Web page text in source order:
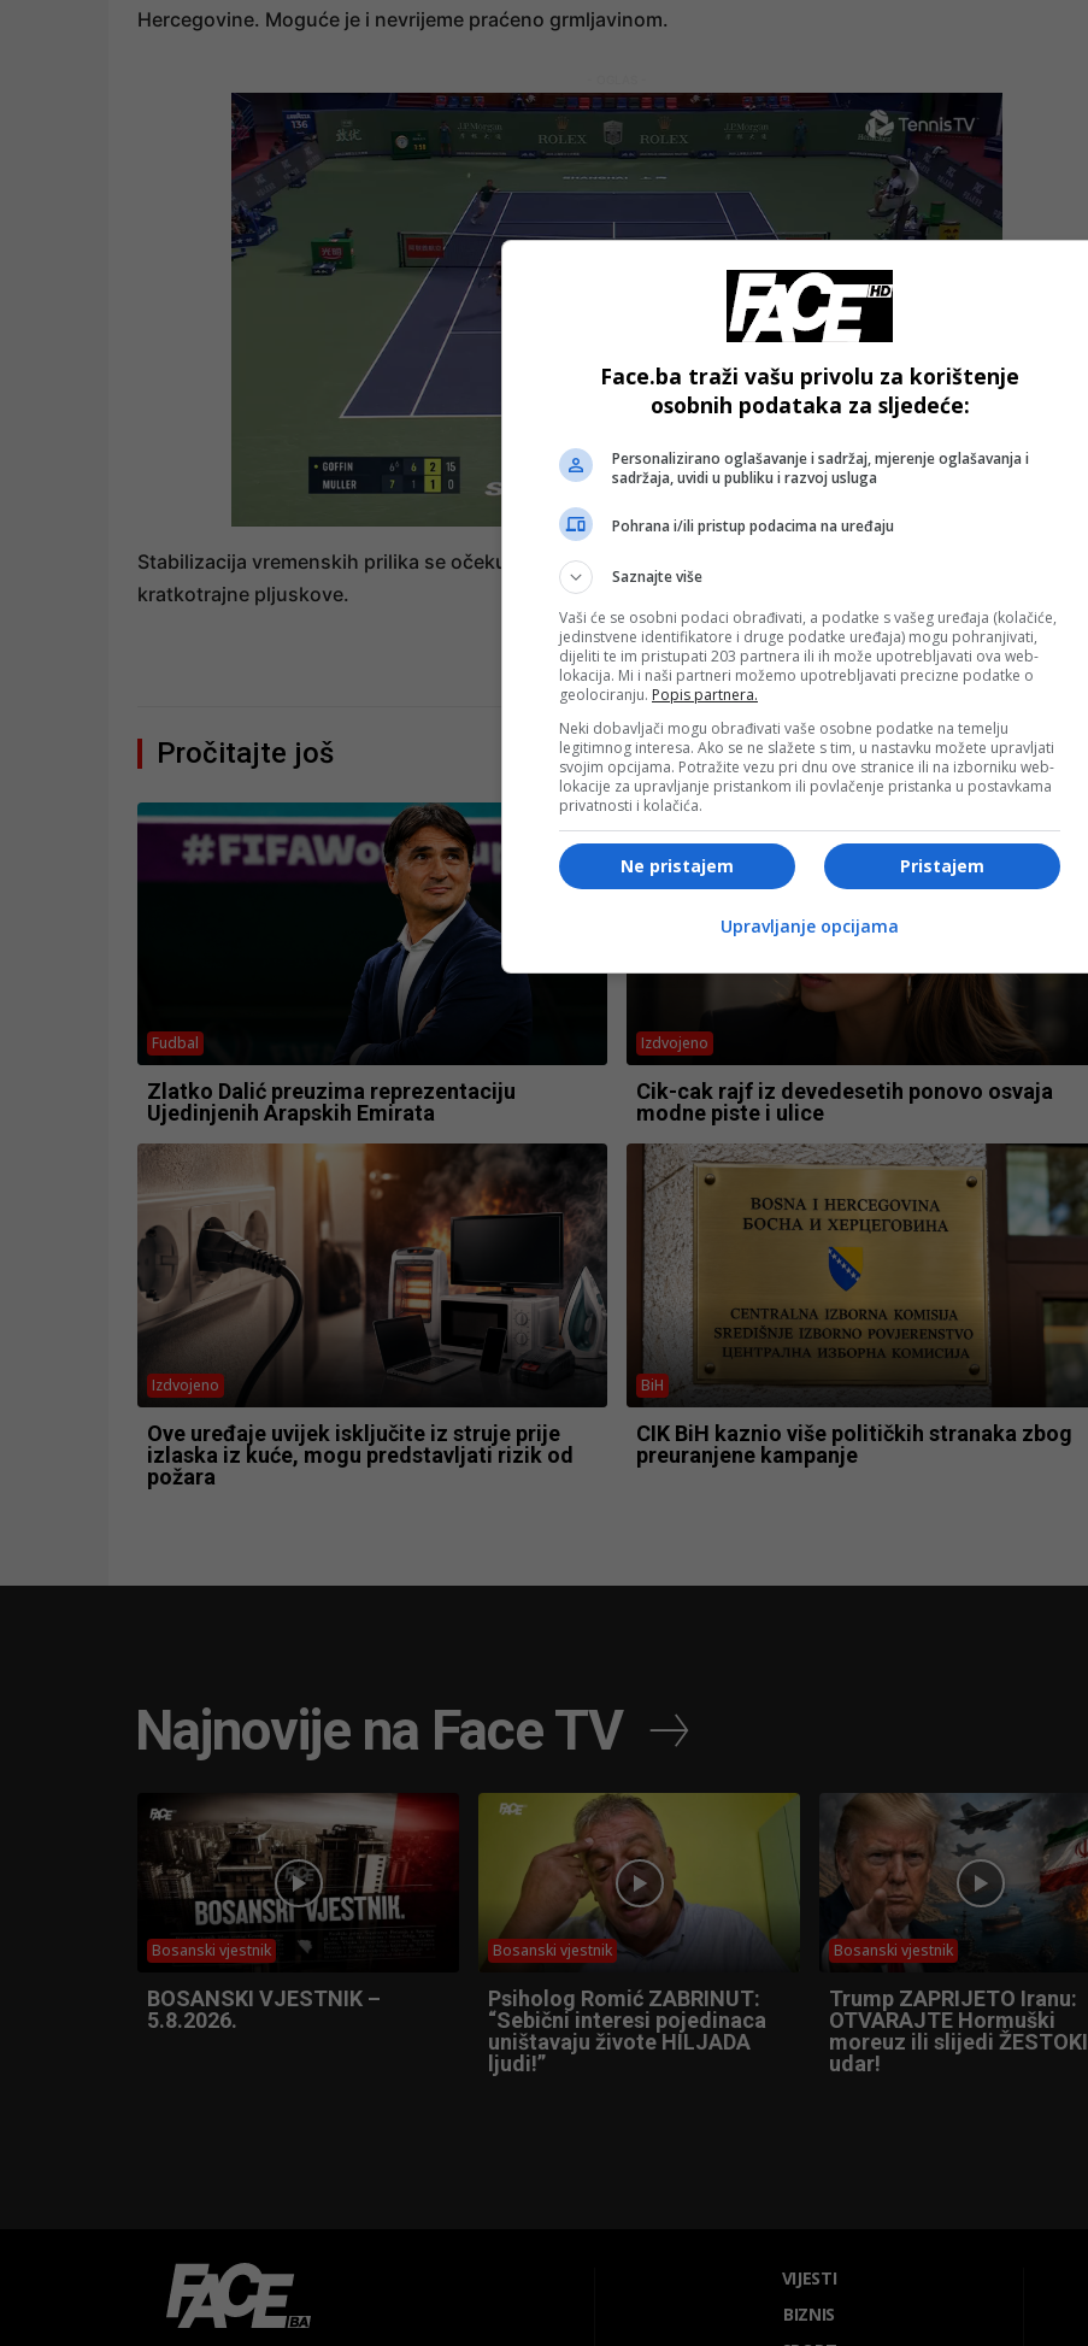
Hercegovine. Moguće je i nevrijeme praćeno grmljavinom.
Stabilizacija vremenskih prilika se očekuje za vikend, kada se najavljuje sunčano vrijeme uz povremene
kratkotrajne pljuskove.
- OGLAS -
Pročitajte još
Fudbal
Zlatko Dalić preuzima reprezentaciju
Ujedinjenih Arapskih Emirata
Izdvojeno
Cik-cak rajf iz devedesetih ponovo osvaja
modne piste i ulice
Izdvojeno
Ove uređaje uvijek isključite iz struje prije
izlaska iz kuće, mogu predstavljati rizik od
požara
BiH
CIK BiH kaznio više političkih stranaka zbog
preuranjene kampanje
Najnovije na Face TV
Bosanski vjestnik
BOSANSKI VJESTNIK –
5.8.2026.
Bosanski vjestnik
Psiholog Romić ZABRINUT:
“Sebični interesi pojedinaca
uništavaju živote HILJADA
ljudi!”
Bosanski vjestnik
Trump ZAPRIJETO Iranu:
OTVARAJTE Hormuški
moreuz ili slijedi ŽESTOKI
udar!
VIJESTI
BIZNIS
Face.ba traži vašu privolu za korištenje
osobnih podataka za sljedeće:
Personalizirano oglašavanje i sadržaj, mjerenje oglašavanja i
sadržaja, uvidi u publiku i razvoj usluga
Pohrana i/ili pristup podacima na uređaju
Saznajte više
Vaši će se osobni podaci obrađivati, a podatke s vašeg uređaja (kolačiće,
jedinstvene identifikatore i druge podatke uređaja) mogu pohranjivati,
dijeliti te im pristupati 203 partnera ili ih može upotrebljavati ova web-
lokacija. Mi i naši partneri možemo upotrebljavati precizne podatke o
geolociranju. Popis partnera.
Neki dobavljači mogu obrađivati vaše osobne podatke na temelju
legitimnog interesa. Ako se ne slažete s tim, u nastavku možete upravljati
svojim opcijama. Potražite vezu pri dnu ove stranice ili na izborniku web-
lokacije za upravljanje pristankom ili povlačenje pristanka u postavkama
privatnosti i kolačića.
Pristajem
Ne pristajem
Upravljanje opcijama